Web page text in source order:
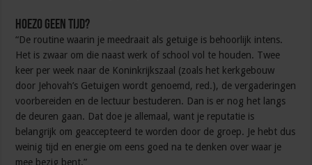
Hoezo geen tijd?
“De routine waarin je meedraait als getuige is behoorlijk intens.
Het is zwaar om die naast werk of school vol te houden. Twee
keer per week naar de Koninkrijkszaal (zoals het kerkgebouw
door Jehovah’s Getuigen wordt genoemd, red.), de vergaderingen
voorbereiden en de lectuur bestuderen. Dan is er nog het langs
de deuren gaan. Dat doe je allemaal, want je reputatie is
belangrijk om geaccepteerd te worden door de groep. Je hebt dus
weinig tijd en energie om eens goed na te denken over waar je
mee bezig bent.”